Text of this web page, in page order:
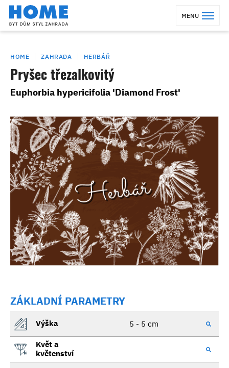
MENU
HOME ZAHRADA HERBÁŘ
Pryšec třezalkovitý
Euphorbia hypericifolia 'Diamond Frost'
ZÁKLADNÍ PARAMETRY
Výška 5 - 5 cm
Květ a
květenství